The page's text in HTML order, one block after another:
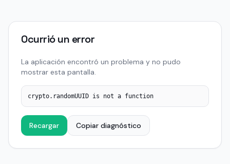
Ocurrió un error
La aplicación encontró un problema y no pudo
mostrar esta pantalla.
crypto.randomUUID is not a function
Recargar Copiar diagnóstico